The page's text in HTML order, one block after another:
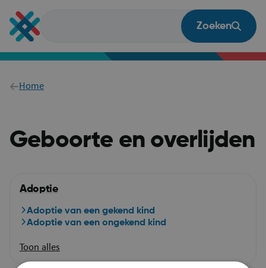
en
naar
inhoud
Zoeken
Breadcrumb
Home
Geboorte en overlijden
Adoptie
Adoptie van een gekend kind
Adoptie van een ongekend kind
Toon alles